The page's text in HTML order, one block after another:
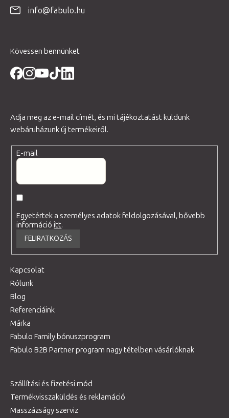
info@fabulo.hu
Kövessen bennünket
Adja meg az e-mail címét, és mi tájékoztatást küldünk
webáruházunk új termékeiről.
E-mail
Egyetértek a személyes adatok feldolgozásával, bővebb
információitt.
FELIRATKOZÁS
Kapcsolat
Rólunk
Blog
Referenciáink
Márka
Fabulo Family bónuszprogram
Fabulo B2B Partner program nagy tételben vásárlóknak
Szállítási és fizetési mód
Termékvisszaküldés és reklamáció
Masszázságy szerviz